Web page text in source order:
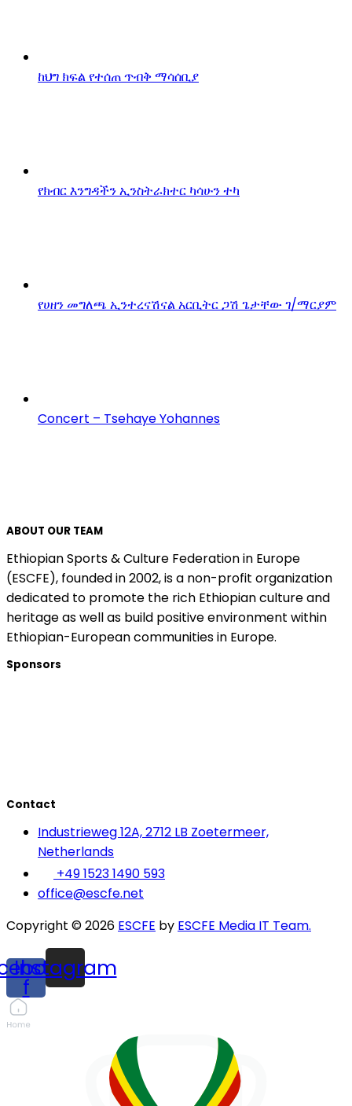
ከህግ ክፍል የተሰጠ ጥብቅ ማሳሰቢያ
የክብር እንግዳችን ኢንስትራክተር ካሳሁን ተካ
የሀዘን መግለጫ ኢንተረናሽናል አርቢትር ጋሽ ጌታቸው ገ/ማርያም
Concert – Tsehaye Yohannes
ABOUT OUR TEAM
Ethiopian Sports & Culture Federation in Europe
(ESCFE), founded in 2002, is a non-profit organization
dedicated to promote the rich Ethiopian culture and
heritage as well as build positive environment within
Ethiopian-European communities in Europe.
Sponsors
Contact
Industrieweg 12A, 2712 LB Zoetermeer,
Netherlands
+49 1523 1490 593
office@escfe.net
Copyright © 2026 ESCFE by ESCFE Media IT Team.
f
Instagram